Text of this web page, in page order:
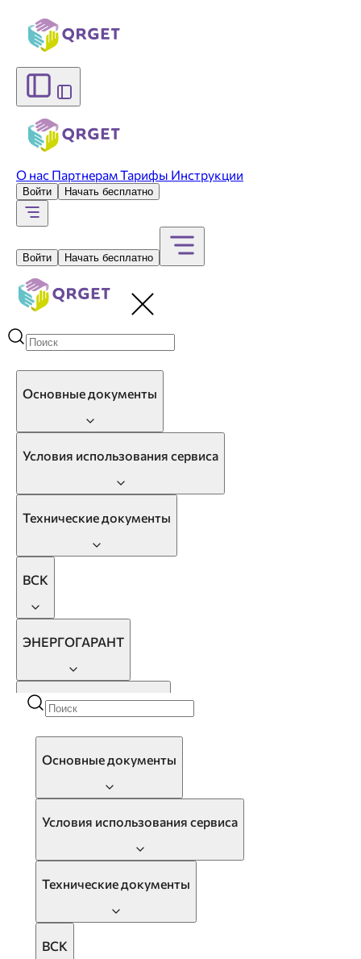
О нас ПартнерамТарифы Инструкции
Войти Начать бесплатно
Войти Начать бесплатно
Основные документы
Условия использования сервиса
Технические документы
ВСК
ЭНЕРГОГАРАНТ
РБ Страхование Жизни
Абсолют Страхование
Архив
Публичный договор-оферта на оказание услуг
Функциональные характеристики
Основные документы
Условия использования сервиса
Технические документы
ВСК